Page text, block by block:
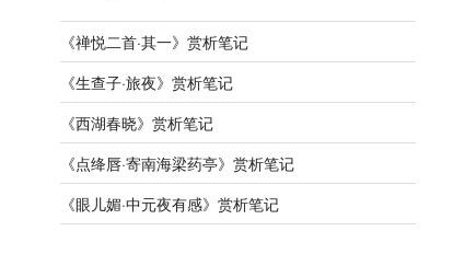
《禅悦二首·其一》赏析笔记
《生查子·旅夜》赏析笔记
《西湖春晓》赏析笔记
《点绛唇·寄南海梁药亭》赏析笔记
《眼儿媚·中元夜有感》赏析笔记